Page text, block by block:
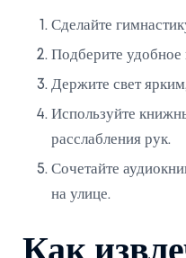
Сделайте
Подберите удобное
Держите свет
Используйте
расслабления рук.
Сочетайте
на улице.
Как